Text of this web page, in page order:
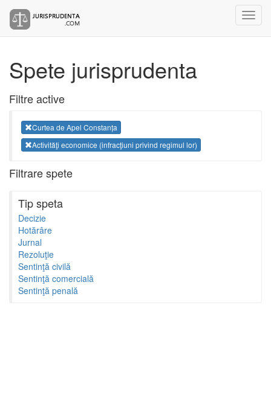
Spete jurisprudenta
Filtre active
Curtea de Apel Constanța
Activităţi economice (infracţiuni privind regimul lor)
Filtrare spete
Tip speta
Decizie
Hotărâre
Jurnal
Rezoluţie
Sentinţă civilă
Sentinţă comercială
Sentinţă penală